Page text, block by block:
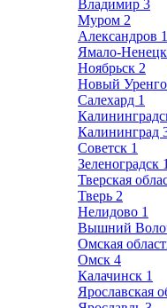
Владимир 3
Муром 2
Александров 1
Ямало-
Ноябрьск 2
Новый
Салехард 1
Калининград
Советск 1
Зеленоградск 1
Тверская
Тверь 2
Нелидово 1
Вышний
Омская
Омск 4
Калачинск 1
Ярославская